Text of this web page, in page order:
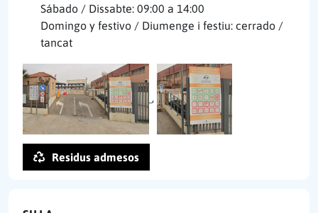
Sábado / Dissabte: 09:00 a 14:00
Domingo y festivo / Diumenge i festiu: cerrado /
tancat
,
Residus admesos